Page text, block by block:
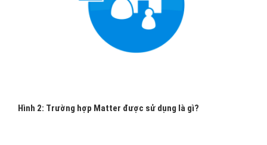
Hình 2: Trường hợp Matter được sử dụng là gì?